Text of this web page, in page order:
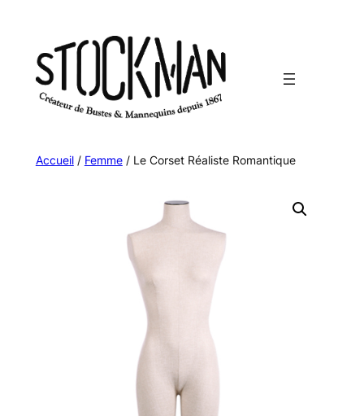
contenu
Accueil/ Femme/ Le Corset Réaliste Romantique